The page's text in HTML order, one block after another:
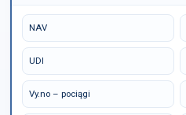
NAV
UDI
Vy.no – pociągi